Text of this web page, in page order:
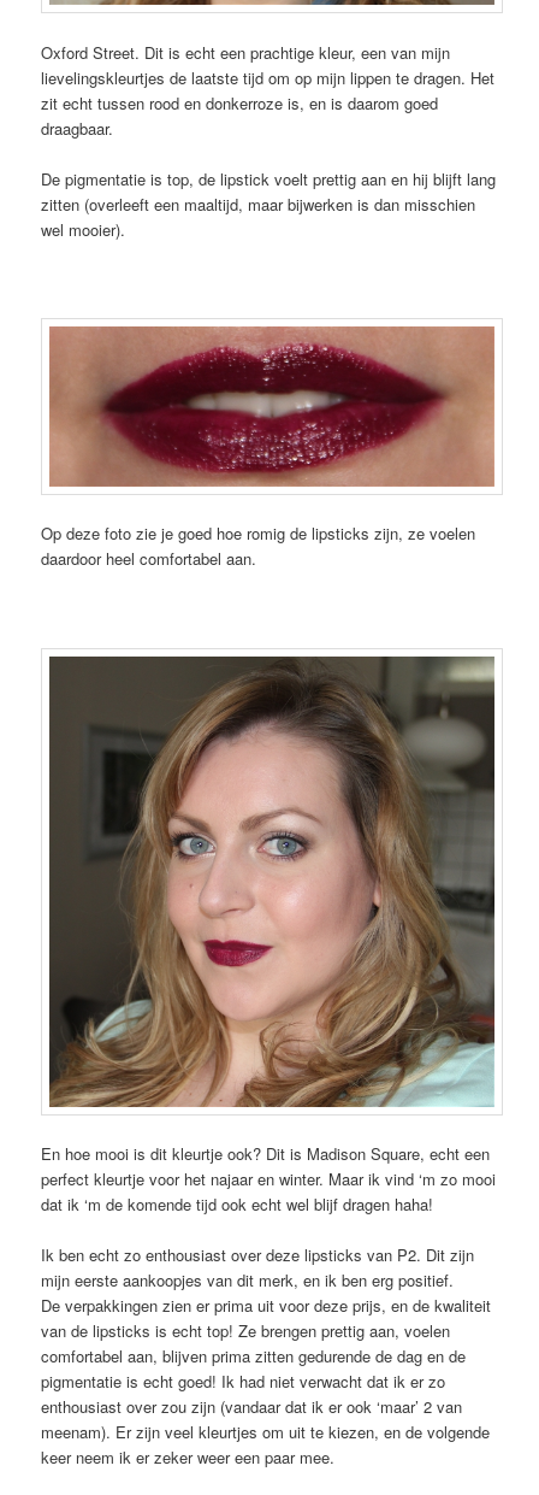
Oxford Street. Dit is echt een prachtige kleur, een van mijn
lievelingskleurtjes de laatste tijd om op mijn lippen te dragen. Het
zit echt tussen rood en donkerroze is, en is daarom goed
draagbaar.
De pigmentatie is top, de lipstick voelt prettig aan en hij blijft lang
zitten (overleeft een maaltijd, maar bijwerken is dan misschien
wel mooier).
Op deze foto zie je goed hoe romig de lipsticks zijn, ze voelen
daardoor heel comfortabel aan.
En hoe mooi is dit kleurtje ook? Dit is Madison Square, echt een
perfect kleurtje voor het najaar en winter. Maar ik vind ‘m zo mooi
dat ik ‘m de komende tijd ook echt wel blijf dragen haha!
Ik ben echt zo enthousiast over deze lipsticks van P2. Dit zijn
mijn eerste aankoopjes van dit merk, en ik ben erg positief.
De verpakkingen zien er prima uit voor deze prijs, en de kwaliteit
van de lipsticks is echt top! Ze brengen prettig aan, voelen
comfortabel aan, blijven prima zitten gedurende de dag en de
pigmentatie is echt goed! Ik had niet verwacht dat ik er zo
enthousiast over zou zijn (vandaar dat ik er ook ‘maar’ 2 van
meenam). Er zijn veel kleurtjes om uit te kiezen, en de volgende
keer neem ik er zeker weer een paar mee.